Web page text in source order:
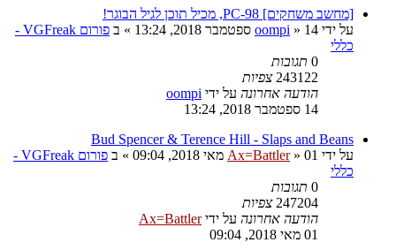
[מחשב משחקים] PC-98, מכיל תוכן לגיל הבוגר!
על ידי
oompi » 14 ספטמבר 2018, 13:24 » ב
פורום VGFreak -
כללי
0 תגובות
243122 צפיות
הודעה אחרונה על ידי oompi
14 ספטמבר 2018, 13:24
Bud Spencer & Terence Hill - Slaps and Beans
על ידי
Ax=Battler» 01 מאי 2018, 09:04 » ב
פורום VGFreak -
כללי
0 תגובות
247204 צפיות
הודעה אחרונה על ידיAx=Battler
01 מאי 2018, 09:04